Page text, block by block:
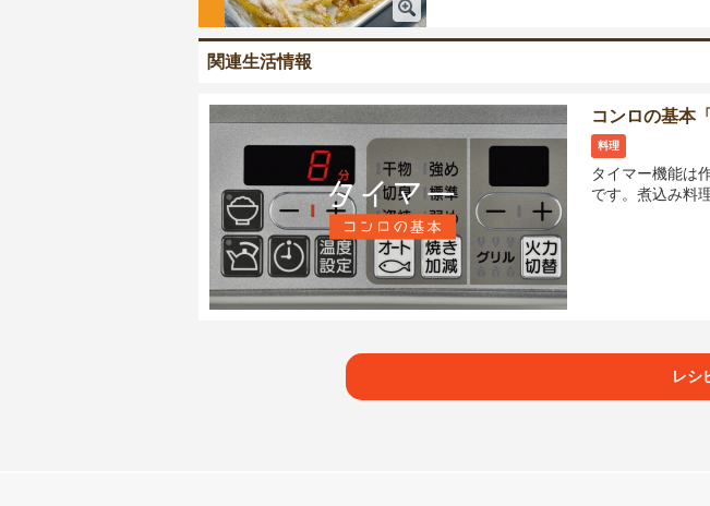
関連生活情報
コンロの基本
料理
タイマー機能は
です。煮込み料
レシ